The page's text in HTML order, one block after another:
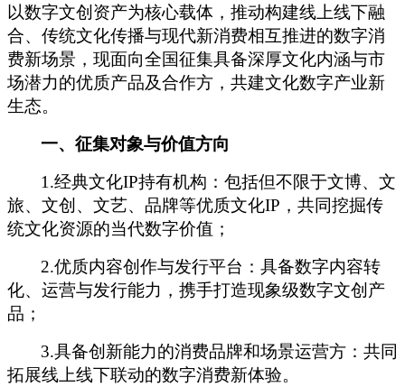
以数字文创资产为核心载体，推动构建线上线下融
合、传统文化传播与现代新消费相互推进的数字消
费新场景 ， 现面向全国征集具备深厚文化内涵与市
场潜力的优质产品及合作方，共建文化数字产业新
生态。
一、 征集对象与价值方向
1.经典文化IP持有机构：包括但不限于文博、文
旅、文创、文艺、品牌等优质文化IP ，共同挖掘传
统文化资源的当代数字价值；
2.优质内容创作与发行平台：具备数字内容转
化、运营与发行能力，携手打造现象级数字文创产
品；
3.具备创新能力的消费品牌和场景运营方：共同
拓展线上线下联动的数字消费新体验。